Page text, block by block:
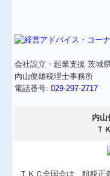
会社設立・起業支援 茨城県
内山俊雄税理士事務所
電話番号:029-297-2717
内山
Ｔ
ＴＫＣ全国会は、租税